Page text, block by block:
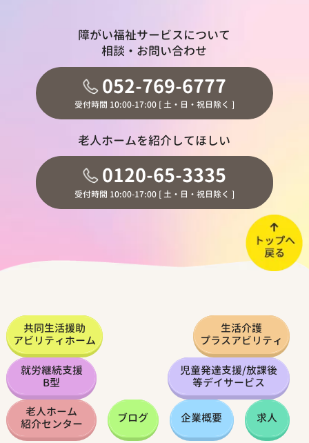
障がい福祉サービスについて
相談・お問い合わせ
052-769-6777
受付時間 10:00-17:00 [ 土・日・祝日除く ]
老人ホームを紹介してほしい
0120-65-3335
受付時間 10:00-17:00 [ 土・日・祝日除く ]
共同生活援助
アビリティホーム
生活介護
プラスアビリティ
就労継続支援
B型
児童発達支援/放課後
等デイサービス
老人ホーム
紹介センター
ブログ 企業概要 求人